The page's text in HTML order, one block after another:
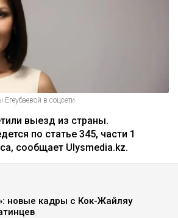
в соцсети
выезд из страны.
по статье 345, части 1
сообщает Ulysmedia.kz.
новые кадры с Кок-Жайляу